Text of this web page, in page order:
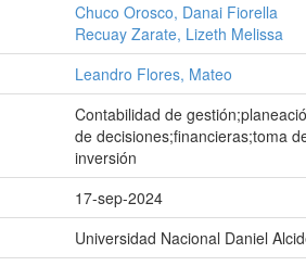
Chuco Orosco, Danai Fiorella
Recuay Zarate, Lizeth Melissa
Leandro Flores, Mateo
Contabilidad de
de decisiones;financieras;toma
inversión
17-sep-2024
Universidad Nacional Daniel